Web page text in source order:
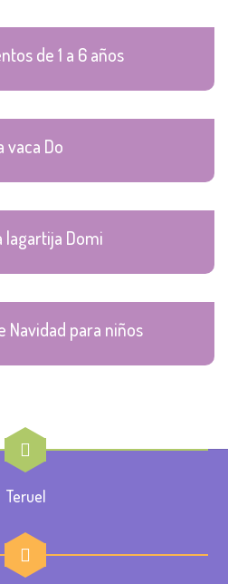
de 1 a 6 años
vaca Do
lagartija Domi
Navidad para niños
Teruel